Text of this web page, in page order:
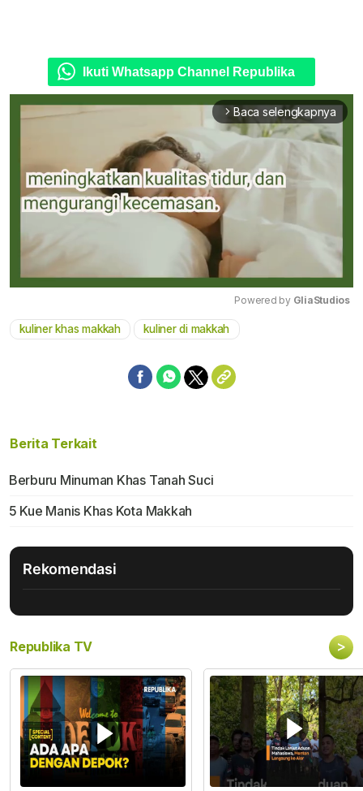
Ikuti Whatsapp Channel Republika
arrow_forward_ios Baca selengkapnya
Powered by GliaStudios
kuliner khas makkah kuliner di makkah
Berita Terkait
Berburu Minuman Khas Tanah Suci
5 Kue Manis Khas Kota Makkah
Rekomendasi
Republika TV >